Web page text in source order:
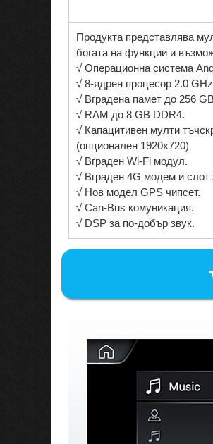
Продукта представлява
богата на функции и
√ Операционна система
√ 8-ядрен процесор 2.0
√ Вградена памет до 256
√ RAM до 8 GB DDR4.
√ Капацитивен мулти
(опционален 1920х720)
√ Вграден Wi-Fi модул.
√ Вграден 4G модем и слот
√ Нов модел GPS чипсет.
√ Can-Bus комуникация.
√ DSP за по-добър звук.